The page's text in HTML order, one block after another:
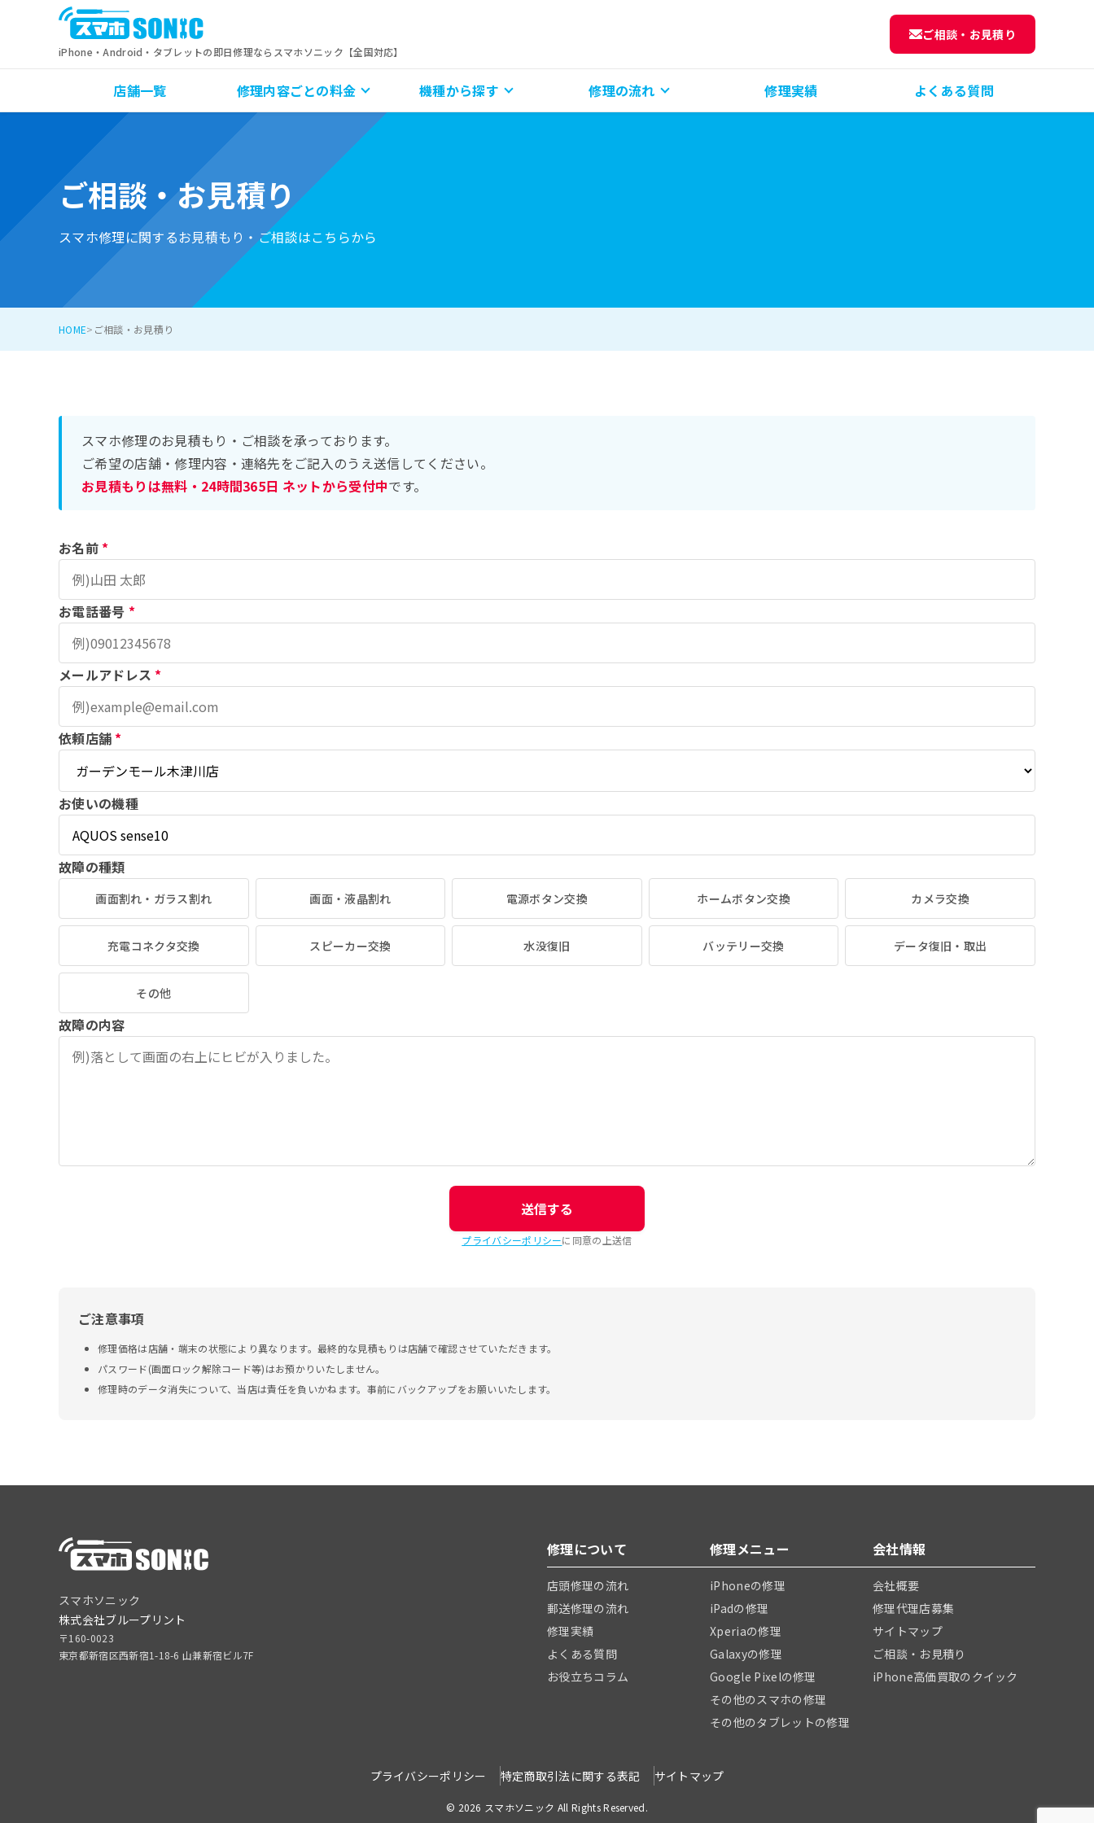
iPhone・Android・タブレットの即日修理ならスマホソニック【全国対応】
ご相談・お見積り
店舗一覧 修理内容ごとの料金 機種から探す 修理の流れ 修理実績 よくある質問
ご相談・お見積り
スマホ修理に関するお見積もり・ご相談はこちらから
HOME ご相談・お見積り
スマホ修理のお見積もり・ご相談を承っております。
ご希望の店舗・修理内容・連絡先をご記入のうえ送信してください。
お見積もりは無料・24時間365日 ネットから受付中です。
お名前 *
お電話番号 *
メールアドレス *
依頼店舗 *
お使いの機種
故障の種類
画面割れ・ガラス割れ 画面・液晶割れ 電源ボタン交換 ホームボタン交換 カメラ交換
充電コネクタ交換 スピーカー交換 水没復旧 バッテリー交換 データ復旧・取出
その他
故障の内容
送信する
プライバシーポリシーに同意の上送信
ご注意事項
修理価格は店舗・端末の状態により異なります。最終的な見積もりは店舗で確認させていただきます。
パスワード(画面ロック解除コード等)はお預かりいたしません。
修理時のデータ消失について、当店は責任を負いかねます。事前にバックアップをお願いいたします。
スマホソニック
株式会社ブループリント
〒160-0023
東京都新宿区西新宿1-18-6 山兼新宿ビル7F
修理について
店頭修理の流れ
郵送修理の流れ
修理実績
よくある質問
お役立ちコラム
修理メニュー
iPhoneの修理
iPadの修理
Xperiaの修理
Galaxyの修理
Google Pixelの修理
その他のスマホの修理
その他のタブレットの修理
会社情報
会社概要
修理代理店募集
サイトマップ
ご相談・お見積り
iPhone高価買取のクイック
プライバシーポリシー 特定商取引法に関する表記 サイトマップ
© 2026 スマホソニック All Rights Reserved.